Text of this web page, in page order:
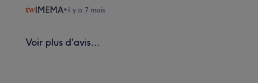
IMEMA•il y a 7 mois
Voir plus d'avis...